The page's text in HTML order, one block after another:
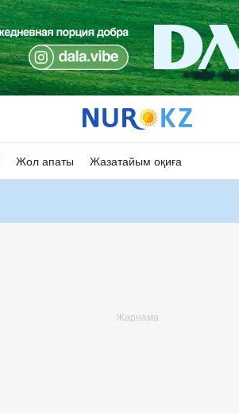
Жол апаты Жазатайым оқиға